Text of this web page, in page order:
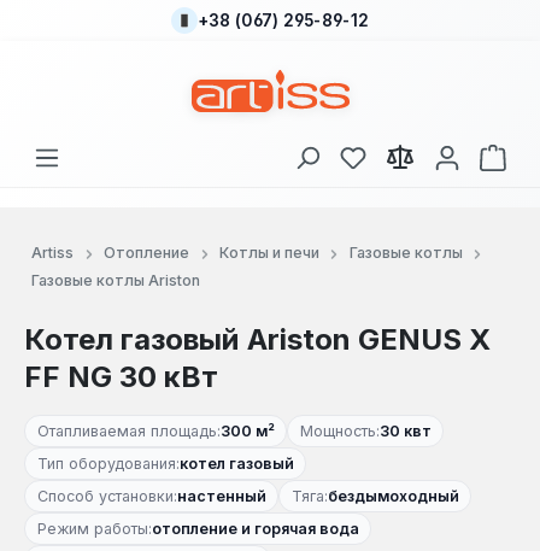
Перейти к основному содержанию
+38 (067) 295-89-12
У вас есть товары
В
Artiss Отопление Котлы и печи
Газовые котлы
Газовые котлы Ariston
Котел газовый Ariston GENUS X
FF NG 30 кВт
Отапливаемая площадь:300 м² Мощность:30 квт
Тип оборудования:котел газовый
Способ установки:настенный Тяга:бездымоходный
Режим работы:отопление и горячая вода